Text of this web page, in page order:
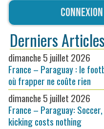
Connexion
Derniers Articles
dimanche 5 juillet 2026
France – Paraguay : le
où frapper ne coûte rien
dimanche 5 juillet 2026
France – Paraguay:
kicking costs nothing